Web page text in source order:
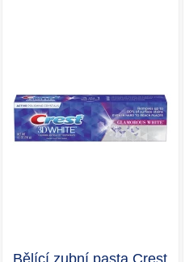
Bělící zubní pasta Crest